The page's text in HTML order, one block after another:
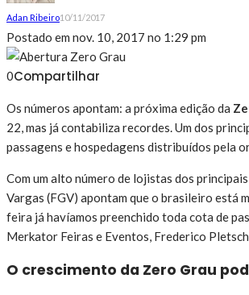
Adan Ribeiro10/11/2017
Postado em nov. 10, 2017 no 1:29 pm
0Compartilhar
Os números apontam: a próxima edição da
22, mas já contabiliza recordes. Um dos
passagens e hospedagens distribuídos pela
Com um alto número de lojistas dos
Vargas (FGV) apontam que o brasileiro está
feira já havíamos preenchido toda cota de
Merkator Feiras e Eventos, Frederico
O crescimento da Zero Grau